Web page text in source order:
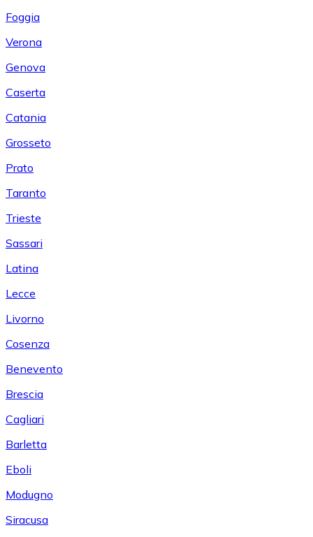
Foggia
Verona
Genova
Caserta
Catania
Grosseto
Prato
Taranto
Trieste
Sassari
Latina
Lecce
Livorno
Cosenza
Benevento
Brescia
Cagliari
Barletta
Eboli
Modugno
Siracusa